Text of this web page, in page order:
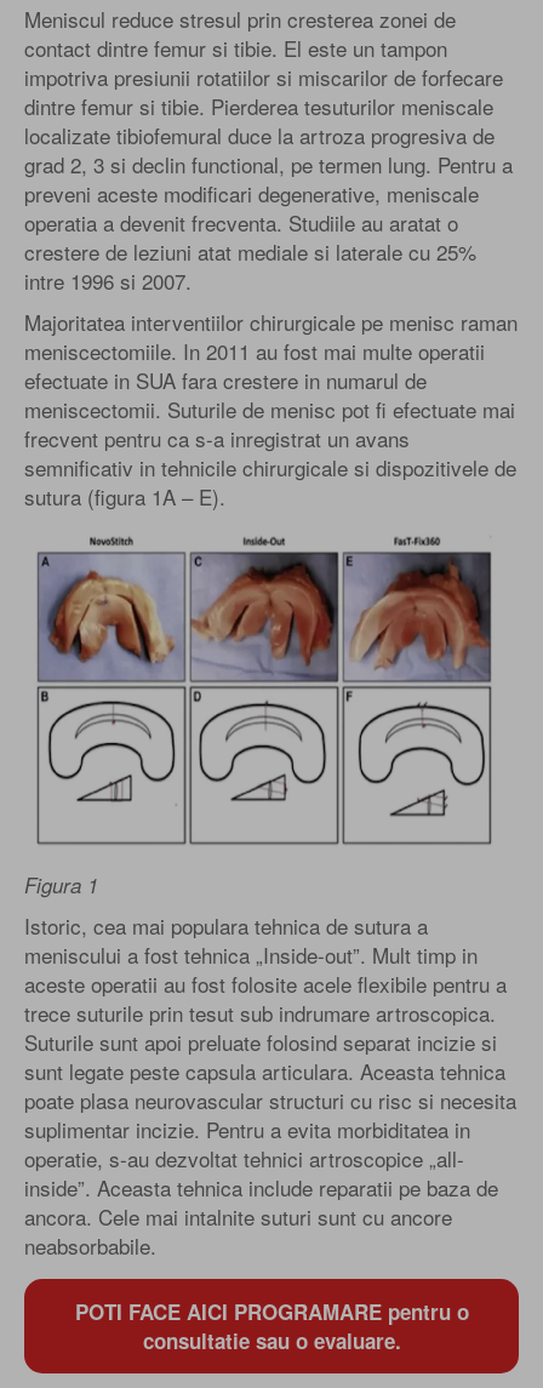
Meniscul reduce stresul prin cresterea zonei de
contact dintre femur si tibie. El este un tampon
impotriva presiunii rotatiilor si miscarilor de forfecare
dintre femur si tibie. Pierderea tesuturilor meniscale
localizate tibiofemural duce la artroza progresiva de
grad 2, 3 si declin functional, pe termen lung. Pentru a
preveni aceste modificari degenerative, meniscale
operatia a devenit frecventa. Studiile au aratat o
crestere de leziuni atat mediale si laterale cu 25%
intre 1996 si 2007.
Majoritatea interventiilor chirurgicale pe menisc raman
meniscectomiile. In 2011 au fost mai multe operatii
efectuate in SUA fara crestere in numarul de
meniscectomii. Suturile de menisc pot fi efectuate mai
frecvent pentru ca s-a inregistrat un avans
semnificativ in tehnicile chirurgicale si dispozitivele de
sutura (figura 1A – E).
Figura 1
Istoric, cea mai populara tehnica de sutura a
meniscului a fost tehnica „Inside-out”. Mult timp in
aceste operatii au fost folosite acele flexibile pentru a
trece suturile prin tesut sub indrumare artroscopica.
Suturile sunt apoi preluate folosind separat incizie si
sunt legate peste capsula articulara. Aceasta tehnica
poate plasa neurovascular structuri cu risc si necesita
suplimentar incizie. Pentru a evita morbiditatea in
operatie, s-au dezvoltat tehnici artroscopice „all-
inside”. Aceasta tehnica include reparatii pe baza de
ancora. Cele mai intalnite suturi sunt cu ancore
neabsorbabile.
POTI FACE AICI PROGRAMARE pentru o
consultatie sau o evaluare.